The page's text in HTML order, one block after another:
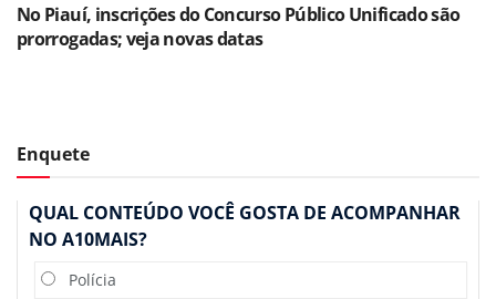
No Piauí, inscrições do Concurso Público Unificado são
prorrogadas; veja novas datas
Enquete
QUAL CONTEÚDO VOCÊ GOSTA DE ACOMPANHAR
NO A10MAIS?
Polícia